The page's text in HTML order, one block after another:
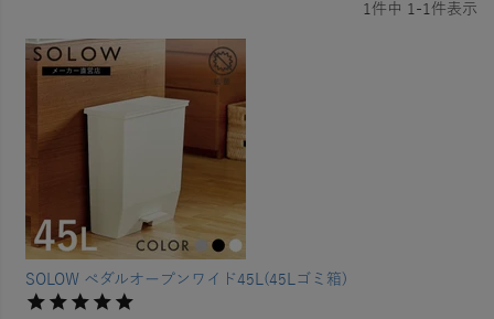
1件中 1-1件表示
SOLOW ペダルオープンワイド45L(45Lゴミ箱)